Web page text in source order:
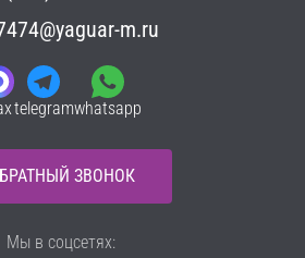
m.ru
telegramwhatsapp
ЗВОНОК
Мы в соцсетях: